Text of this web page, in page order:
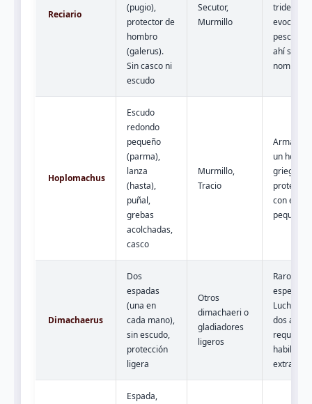
Reciario
(pugio),
protector de
hombro
(galerus).
Sin casco ni
escudo
Secutor,
Murmillo
tridente
pescador
ahí su
nombre).
Hoplomachus
Escudo
redondo
pequeño
(parma),
lanza
(hasta),
puñal,
grebas
acolchadas,
casco
Murmillo,
Tracio
Armado
un hoplita
griego.
con
pequeño.
Dimachaerus
Dos
espadas
(una en
cada mano),
sin escudo,
protección
ligera
Otros
dimachaeri o
gladiadores
ligeros
Raro y
Luchar
dos
requería
habilidad
Espada,